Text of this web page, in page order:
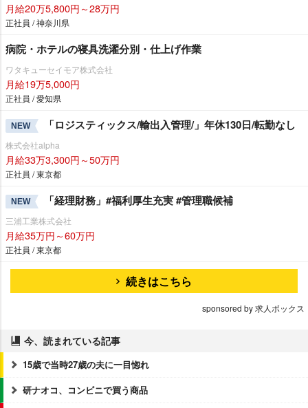
月給20万5,800円～28万円
正社員 / 神奈川県
病院・ホテルの寝具洗濯分別・仕上げ作業
ワタキューセイモア株式会社
月給19万5,000円
正社員 / 愛知県
NEW 「ロジスティックス/輸出入管理/」年休130日/転勤なし
株式会社alpha
月給33万3,300円～50万円
正社員 / 東京都
NEW 「経理財務」#福利厚生充実 #管理職候補
三浦工業株式会社
月給35万円～60万円
正社員 / 東京都
続きはこちら
sponsored by 求人ボックス
今、読まれている記事
15歳で当時27歳の夫に一目惚れ
研ナオコ、コンビニで買う商品